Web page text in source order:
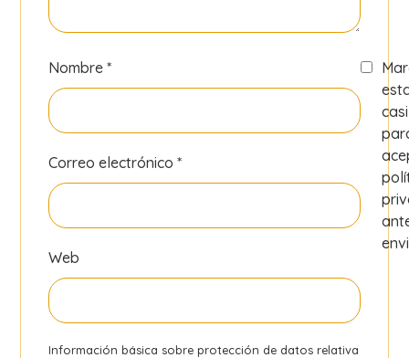
Nombre*
Correo electrónico*
Web
Información básica sobre protección de datos relativa